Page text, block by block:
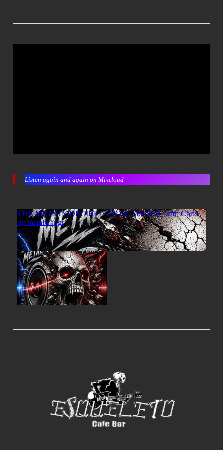
Listen again and again on Mixcloud